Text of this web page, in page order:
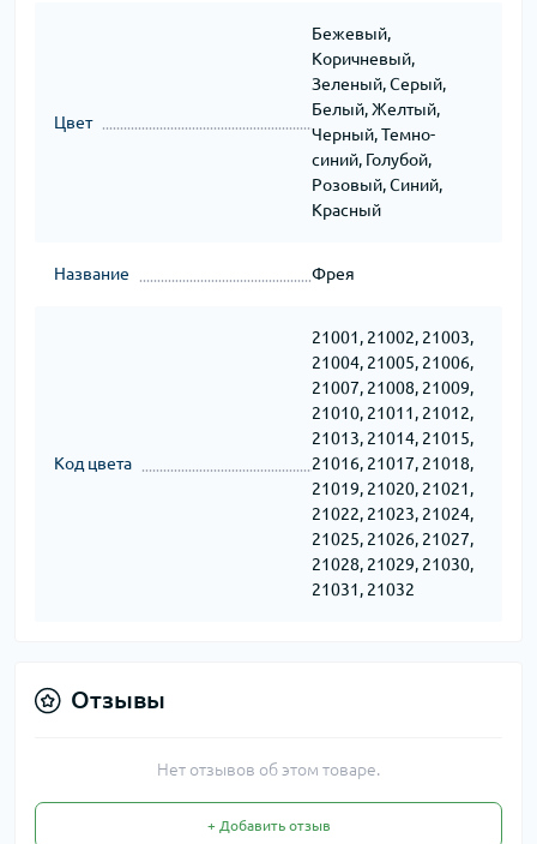
Цвет
Бежевый,
Коричневый,
Зеленый, Серый,
Белый, Желтый,
Черный, Темно-
синий, Голубой,
Розовый, Синий,
Красный
Название Фрея
Код цвета
21001, 21002, 21003,
21004, 21005, 21006,
21007, 21008, 21009,
21010, 21011, 21012,
21013, 21014, 21015,
21016, 21017, 21018,
21019, 21020, 21021,
21022, 21023, 21024,
21025, 21026, 21027,
21028, 21029, 21030,
21031, 21032
Отзывы
Нет отзывов об этом товаре.
+ Добавить отзыв